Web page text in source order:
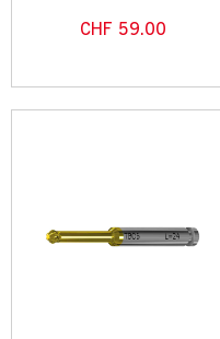
CHF 59.00